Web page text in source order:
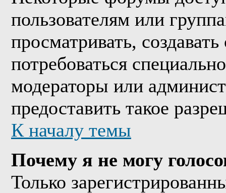
пользователям или
просматривать,
потребоваться
модераторы или
предоставить такое
К началу темы
Почему я не могу
Только